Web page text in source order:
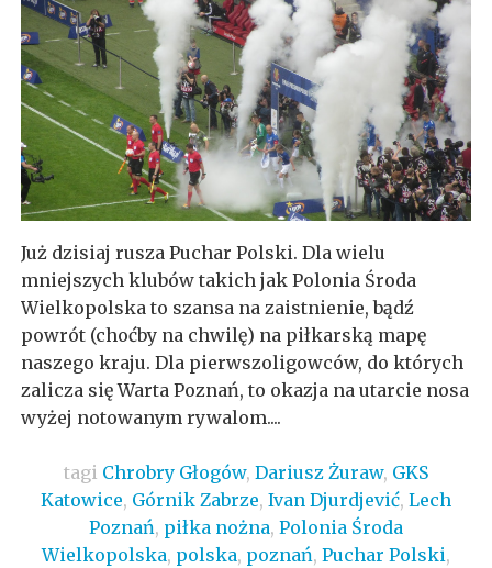
Już dzisiaj rusza Puchar Polski. Dla wielu
mniejszych klubów takich jak Polonia Środa
Wielkopolska to szansa na zaistnienie, bądź
powrót (choćby na chwilę) na piłkarską mapę
naszego kraju. Dla pierwszoligowców, do których
zalicza się Warta Poznań, to okazja na utarcie nosa
wyżej notowanym rywalom....
tagi Chrobry Głogów, Dariusz Żuraw, GKS
Katowice, Górnik Zabrze, Ivan Djurdjević, Lech
Poznań, piłka nożna, Polonia Środa
Wielkopolska, polska, poznań, Puchar Polski,